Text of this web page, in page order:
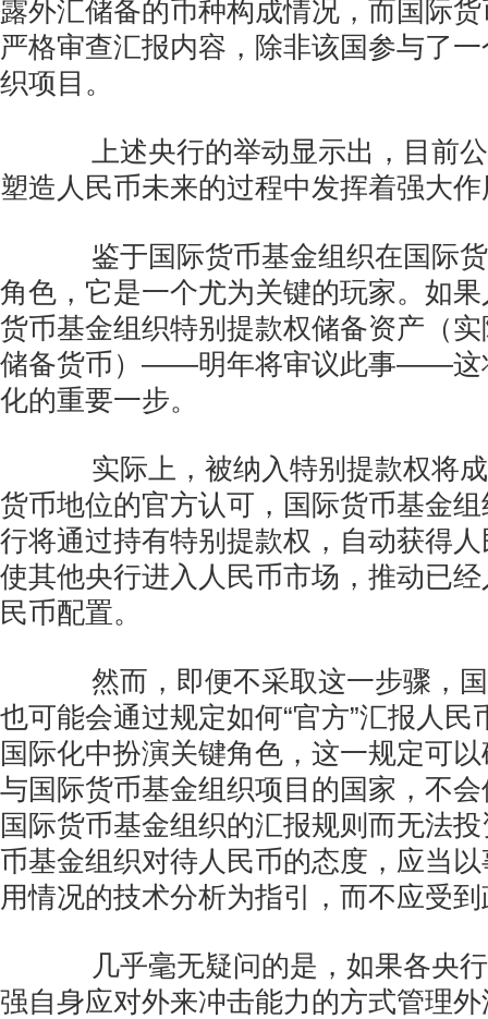
露外汇储备的币种构成情况，而国际
严格审查汇报内容，除非该国参与了
织项目。
上述央行的举动显示出，目前公
塑造人民币未来的过程中发挥着强大
鉴于国际货币基金组织在国际货
角色，它是一个尤为关键的玩家。如
货币基金组织特别提款权储备资产（
储备货币）——明年将审议此事——这
化的重要一步。
实际上，被纳入特别提款权将成
货币地位的官方认可，国际货币基金
行将通过持有特别提款权，自动获得
使其他央行进入人民币市场，推动已
民币配置。
然而，即便不采取这一步骤，国
也可能会通过规定如何“官方”汇报人民
国际化中扮演关键角色，这一规定可
与国际货币基金组织项目的国家，不
国际货币基金组织的汇报规则而无法
币基金组织对待人民币的态度，应当
用情况的技术分析为指引，而不应受
几乎毫无疑问的是，如果各央行
强自身应对外来冲击能力的方式管理